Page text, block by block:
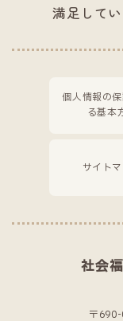
満足して
個人情報の
る基本
サイト
社会
〒